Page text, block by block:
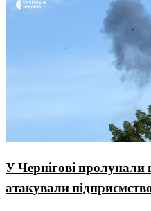
У Чернігові
атакували